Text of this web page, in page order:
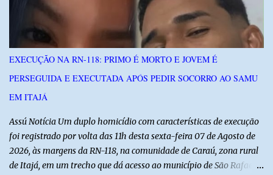
março pelo município de Touros, Marco Zero da BR-101 e foi
concluída nesta quarta-feira depois de 129 dias entre a primeira e
a última visita. Os registros estão sendo publicados no perfil do
de perto as potencialidades, as belezas, a cultura e a força do povo,
mas também ouviu os dramas e as necessidades enfrentadas pelas
famílias em cada região. A iniciativa pe...
EXECUÇÃO NA RN-118: PRIMO É MORTO E JOVEM É
PERSEGUIDA E EXECUTADA APÓS PEDIR SOCORRO AO SAMU
EM ITAJÁ
Assú Notícia Um duplo homicídio com características de execução
foi registrado por volta das 11h desta sexta-feira 07 de Agosto de
2026, às margens da RN-118, na comunidade de Caraú, zona rural
de Itajá, em um trecho que dá acesso ao município de São Rafael.